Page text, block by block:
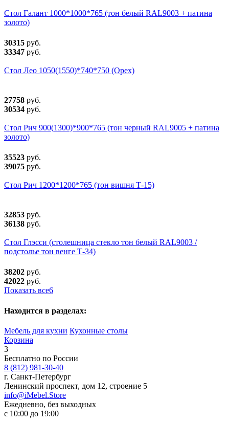
Стол Галант 1000*1000*765 (тон белый RAL9003 + патина
золото)
30315 руб.
33347 руб.
Стол Лео 1050(1550)*740*750 (Орех)
27758 руб.
30534 руб.
Стол Рич 900(1300)*900*765 (тон черный RAL9005 + патина
золото)
35523 руб.
39075 руб.
Стол Рич 1200*1200*765 (тон вишня Т-15)
32853 руб.
36138 руб.
Стол Глэсси (столешница стекло тон белый RAL9003 /
подстолье тон венге Т-34)
38202 руб.
42022 руб.
Показать все6
Находится в разделах:
Мебель для кухни Кухонные столы
Корзина
3
Бесплатно по России
8 (812) 981-30-40
г. Санкт-Петербург
Ленинский проспект, дом 12, строение 5
info@iMebel.Store
Ежедневно, без выходных
с 10:00 до 19:00